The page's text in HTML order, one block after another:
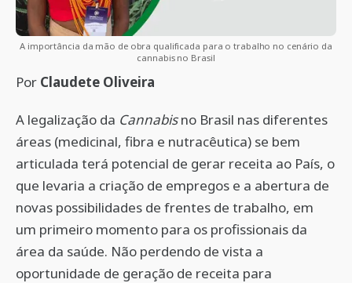
A importância da mão de obra qualificada para o trabalho no cenário da
cannabis no Brasil
Por Claudete Oliveira
A legalização da Cannabisno Brasil nas diferentes
áreas (medicinal, fibra e nutracêutica) se bem
articulada terá potencial de gerar receita ao País, o
que levaria a criação de empregos e a abertura de
novas possibilidades de frentes de trabalho, em
um primeiro momento para os profissionais da
área da saúde. Não perdendo de vista a
oportunidade de geração de receita para